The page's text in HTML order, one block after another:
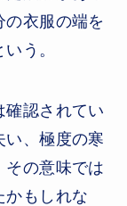
衣服の端を
う。
確認されてい
い、極度の寒
その意味では
かもしれな